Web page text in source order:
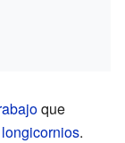
que
.